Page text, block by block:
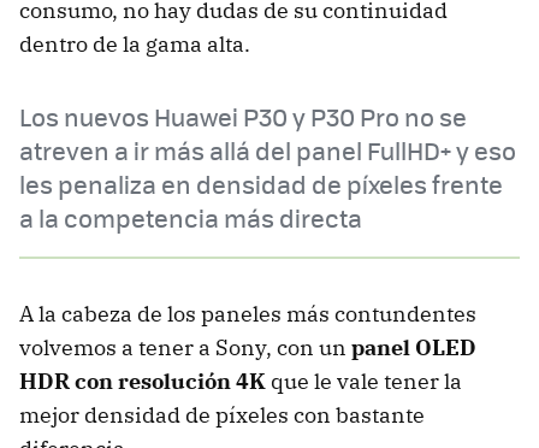
consumo, no hay dudas de su continuidad
dentro de la gama alta.
Los nuevos Huawei P30 y P30 Pro no se
atreven a ir más allá del panel FullHD+ y eso
les penaliza en densidad de píxeles frente
a la competencia más directa
A la cabeza de los paneles más contundentes
volvemos a tener a Sony, con un panel OLED
HDR con resolución 4K que le vale tener la
mejor densidad de píxeles con bastante